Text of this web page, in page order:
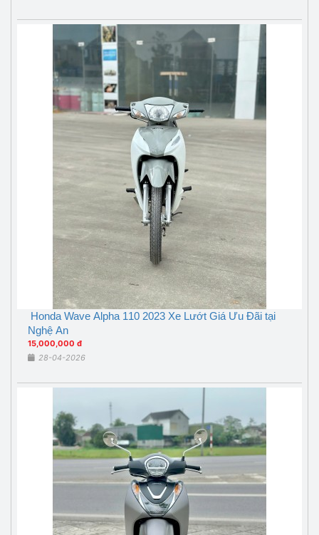
Honda Wave Alpha 110 2023 Xe Lướt Giá Ưu Đãi tại
Nghệ An
15,000,000 đ
28-04-2026